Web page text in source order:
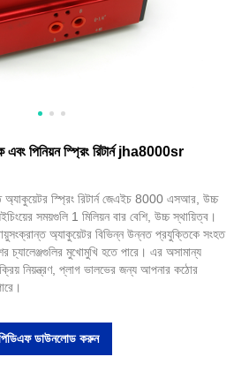
এবং পিনিয়ন স্প্রিং রিটার্ন jha8000sr
অ্যাকুয়েটর স্প্রিং রিটার্ন জেএইচ 8000 এসআর, উচ্চ
সময়গুলি 1 মিলিয়ন বার বেশি, উচ্চ স্থায়িত্ব।
অ্যাকুয়েটর বিভিন্ন উন্নত প্রযুক্তিকে সংহত
চ্যালেঞ্জগুলির মুখোমুখি হতে পারে। এর অসামান্য
নিয়ন্ত্রণ, প্লাগ ভালভের জন্য আপনার কঠোর
ডাউনলোড করুন